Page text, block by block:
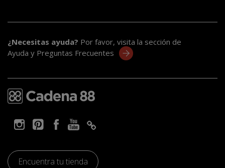
¿Necesitas ayuda? Por favor, visita la sección de
Ayuda y Preguntas Frecuentes
Encuentra tu tienda